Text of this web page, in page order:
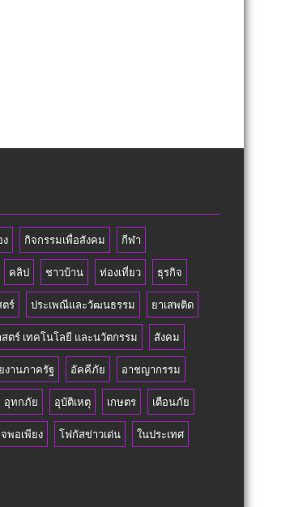
ง กิจกรรมเพื่อสังคม กีฬา
คลิป ชาวบ้าน ท่องเที่ยว ธุรกิจ
ร์ ประเพณีและวัฒนธรรม ยาเสพติด
ตร์ เทคโนโลยี และนวัตกรรม สังคม
งานภาครัฐ อัคคีภัย อาชญากรรม
อุทกภัย อุบัติเหตุ เกษตร เตือนภัย
พอเพียง โฟกัสข่าวเด่น ในประเทศ